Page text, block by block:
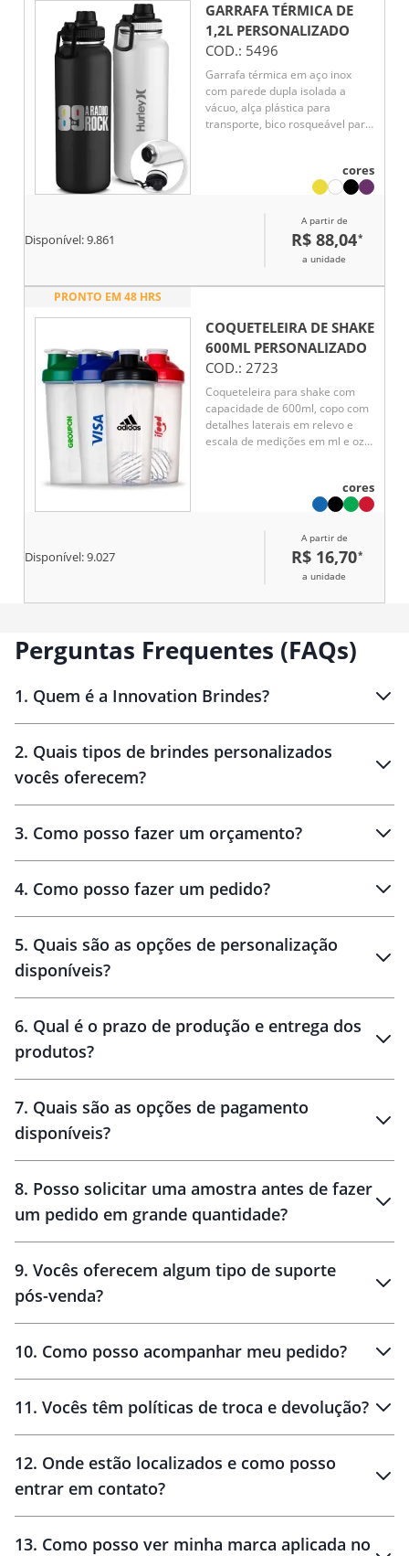
GARRAFA TÉRMICA DE
1,2L PERSONALIZADO
COD.: 5496
Garrafa térmica em aço inox
com parede dupla isolada a
vácuo, alça plástica para
transporte, bico rosqueável para
cores
Disponível:9.861
A partir de
R$ 88,04*
a unidade
PRONTO EM 48 HRS
COQUETELEIRA DE SHAKE
600ML PERSONALIZADO
COD.: 2723
Coqueteleira para shake com
capacidade de 600ml, copo com
detalhes laterais em relevo e
escala de medições em ml e oz.
cores
Disponível:9.027
A partir de
R$ 16,70*
a unidade
Perguntas Frequentes (FAQs)
1. Quem é a Innovation Brindes?
Brindes personalizados
2. Quais tipos de brindes personalizados
vocês oferecem?
personalizados
3. Como posso fazer um orçamento?
brinde
personalização
4. Como posso fazer um pedido?
amostra virtual
5. Quais são as opções de personalização
disponíveis?
6. Qual é o prazo de produção e entrega dos
produtos?
10 dias
brinde
48 horas
7. Quais são as opções de pagamento
disponíveis?
8. Posso solicitar uma amostra antes de fazer
um pedido em grande quantidade?
amostras
9. Vocês oferecem algum tipo de suporte
pós-venda?
10. Como posso acompanhar meu pedido?
11. Vocês têm políticas de troca e devolução?
30 dias
12. Onde estão localizados e como posso
entrar em contato?
13. Como posso ver minha marca aplicada no